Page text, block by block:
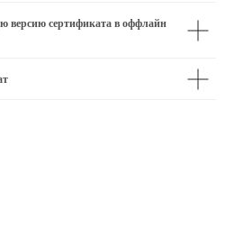
версию сертификата в оффлайн